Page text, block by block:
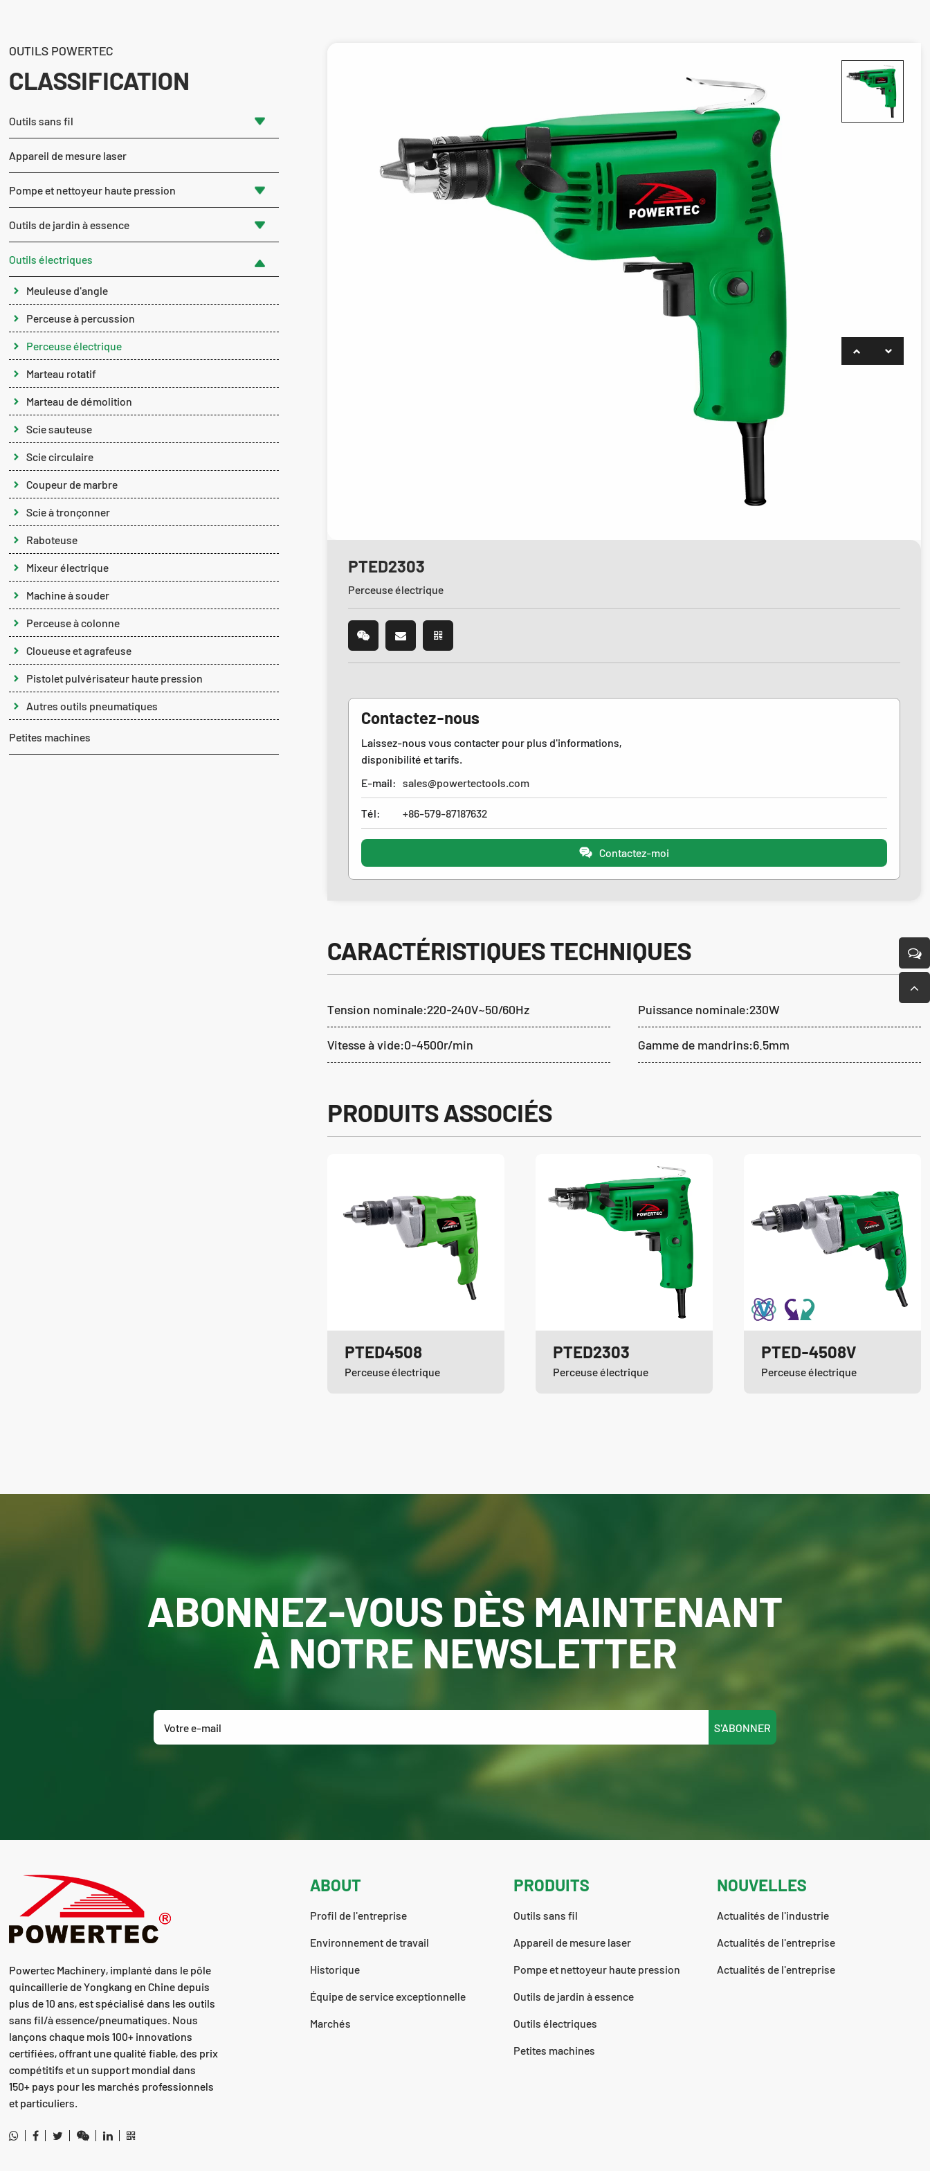
OUTILS POWERTEC
CLASSIFICATION
Outils sans fil
Appareil de mesure laser
Pompe et nettoyeur haute pression
Outils de jardin à essence
Outils électriques
Meuleuse d'angle
Perceuse à percussion
Perceuse électrique
Marteau rotatif
Marteau de démolition
Scie sauteuse
Scie circulaire
Coupeur de marbre
Scie à tronçonner
Raboteuse
Mixeur électrique
Machine à souder
Perceuse à colonne
Cloueuse et agrafeuse
Pistolet pulvérisateur haute pression
Autres outils pneumatiques
Petites machines
PTED2303
Perceuse électrique
Contactez-nous
Laissez-nous vous contacter pour plus d'informations,
disponibilité et tarifs.
E-mail:
sales@powertectools.com
Tél: +86-579-87187632
Contactez-moi
CARACTÉRISTIQUES TECHNIQUES
Tension nominale:220-240V~50/60Hz Puissance nominale:230W
Vitesse à vide:0-4500r/min Gamme de mandrins:6.5mm
PRODUITS ASSOCIÉS
PTED4508
Perceuse électrique
PTED2303
Perceuse électrique
PTED-4508V
Perceuse électrique
ABONNEZ-VOUS DÈS MAINTENANT
À NOTRE NEWSLETTER
S'ABONNER
Powertec Machinery, implanté dans le pôle
quincaillerie de Yongkang en Chine depuis
plus de 10 ans, est spécialisé dans les outils
sans fil/à essence/pneumatiques. Nous
lançons chaque mois 100+ innovations
certifiées, offrant une qualité fiable, des prix
compétitifs et un support mondial dans
150+ pays pour les marchés professionnels
et particuliers.
ABOUT
Profil de l'entreprise
Environnement de travail
Historique
Équipe de service exceptionnelle
Marchés
PRODUITS
Outils sans fil
Appareil de mesure laser
Pompe et nettoyeur haute pression
Outils de jardin à essence
Outils électriques
Petites machines
NOUVELLES
Actualités de l'industrie
Actualités de l'entreprise
Actualités de l'entreprise